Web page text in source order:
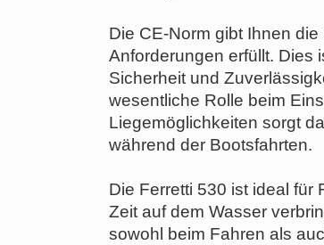
Die CE-Norm gibt Ihnen
Anforderungen erfüllt. Dies
Sicherheit und
wesentliche Rolle beim
Liegemöglichkeiten sorgt
während der Bootsfahrten.
Die Ferretti 530 ist ideal für
Zeit auf dem Wasser
sowohl beim Fahren als